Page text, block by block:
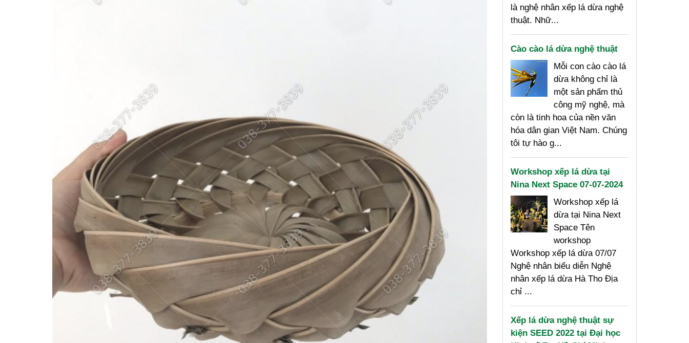
là nghệ nhân xếp lá dừa nghệ
thuật. Nhữ...
Cào cào lá dừa nghệ thuật
Mỗi con cào cào lá
dừa không chỉ là
một sản phẩm thủ
công mỹ nghệ, mà
còn là tinh hoa của nền văn
hóa dân gian Việt Nam. Chúng
tôi tự hào g...
Workshop xếp lá dừa tại
Nina Next Space 07-07-2024
Workshop xếp lá
dừa tại Nina Next
Space Tên
workshop
Workshop xếp lá dừa 07/07
Nghệ nhân biểu diễn Nghệ
nhân xếp lá dừa Hà Tho Địa
chỉ ...
Xếp lá dừa nghệ thuật sự
kiện SEED 2022 tại Đại học